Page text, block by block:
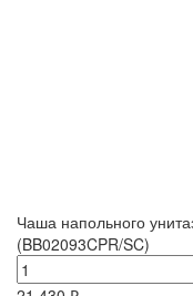
Чаша напольного
(BB02093CPR/SC)